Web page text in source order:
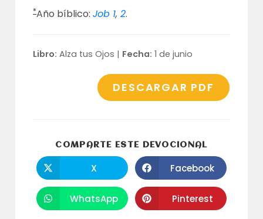
*Año bíblico:Job 1,2.
Libro: Alza tus Ojos | Fecha: 1 de junio
DESCARGAR PDF
COMPARTE ESTE DEVOCIONAL
abre
en
una
nueva
ventana
X Se
abre
en
una
nueva
ventana
Facebook
Se
abre
WhatsApp Se
abre
Pinterest